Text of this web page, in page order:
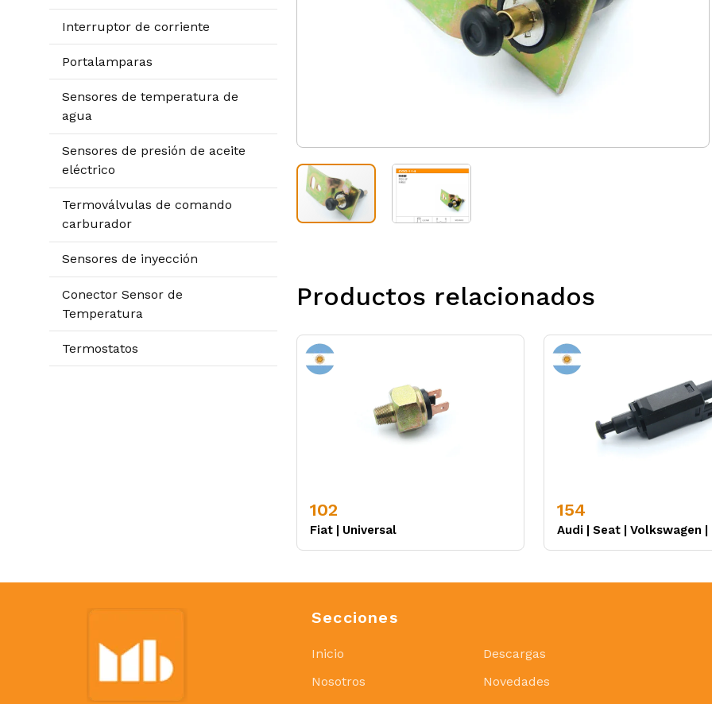
Interruptor de corriente
Portalamparas
Sensores de temperatura de
agua
Sensores de presión de aceite
eléctrico
Termoválvulas de comando
carburador
Sensores de inyección
Conector Sensor de
Temperatura
Termostatos
Productos relacionados
102
Fiat | Universal
154
Audi | Seat | Volkswagen |
Secciones
Inicio
Nosotros
Descargas
Novedades